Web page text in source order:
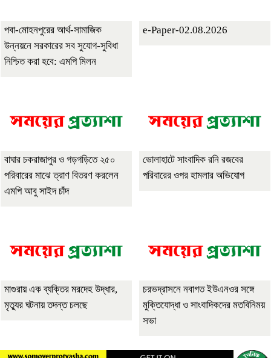
পবা-মোহনপুরের আর্থ-সামাজিক
উন্নয়নে সরকারের সব সুযোগ-সুবিধা
নিশ্চিত করা হবে: এমপি মিলন
e-Paper-02.08.2026
বাঘার চকরাজাপুর ও গড়গড়িতে ২৫০
পরিবারের মাঝে ত্রাণ বিতরণ করলেন
এমপি আবু সাইদ চাঁদ
ভোলাহাটে সাংবাদিক রনি রজবের
পরিবারের ওপর হামলার অভিযোগ
মাগুরায় এক ব্যক্তির মরদেহ উদ্ধার,
মৃত্যুর ঘটনায় তদন্ত চলছে
চরভদ্রাসনে নবাগত ইউএনওর সঙ্গে
মুক্তিযোদ্ধা ও সাংবাদিকদের মতবিনিময়
সভা